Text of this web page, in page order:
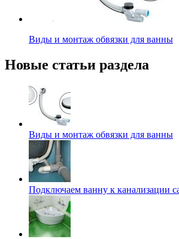
Виды и монтаж обвязки для ванны
Новые статьи раздела
Виды и монтаж обвязки для ванны
Подключаем ванну к канализации